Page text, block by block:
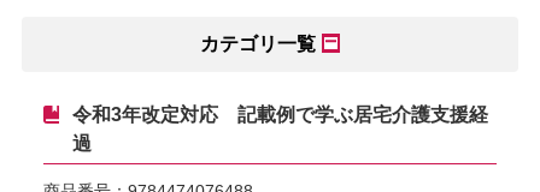
カテゴリ一覧
令和3年改定対応 記載例で学ぶ居宅介護支援経
過